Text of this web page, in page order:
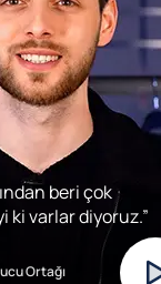
beri çok
ki varlar diyoruz.”
Ortağı